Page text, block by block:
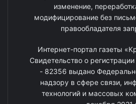
изменение,
модифицирование без
правообладателя
Интернет-портал газеты
Свидетельство о
- 82356 выдано
надзору в сфере связи,
технологий и массовых